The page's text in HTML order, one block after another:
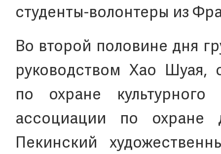
студенты-волонтеры из
Во второй половине дня
руководством Хао Шуая,
по охране
ассоциации по охране
Пекинский